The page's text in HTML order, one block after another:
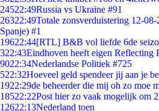
24522:49Russia vs Ukraine #91
26322:49Totale zonsverduistering 12-
Spanje) #1
19622:44[RTL] B&B vol liefde 6de
322:43Eindhoven heeft eigen Reflecting
9022:34Nederlandse Politiek #725
522:32Hoeveel geld spendeer jij aan je
1922:29de beheerder die mij oh zo moe
18522:22Post hier zo vaak mogelijk om
12622:13Nederland toen